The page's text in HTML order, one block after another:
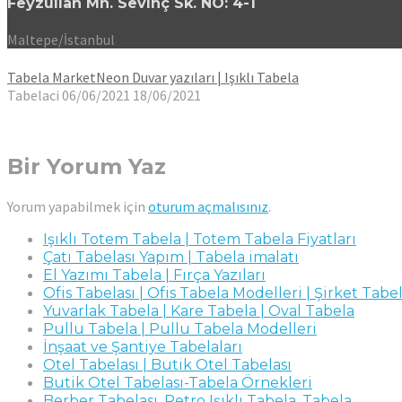
Maltepe/İstanbul
Tabela MarketNeon Duvar yazıları | Işıklı Tabela
Tabelaci 06/06/2021 18/06/2021
Bir Yorum Yaz
Yorum yapabilmek için oturum açmalısınız.
Işıklı Totem Tabela | Totem Tabela Fiyatları
Çatı Tabelası Yapım | Tabela imalatı
El Yazımı Tabela | Fırça Yazıları
Ofis Tabelası | Ofis Tabela Modelleri | Şirket
Yuvarlak Tabela | Kare Tabela | Oval Tabela
Pullu Tabela | Pullu Tabela Modelleri
İnşaat ve Şantiye Tabelaları
Otel Tabelası | Butik Otel Tabelası
Butik Otel Tabelası-Tabela Örnekleri